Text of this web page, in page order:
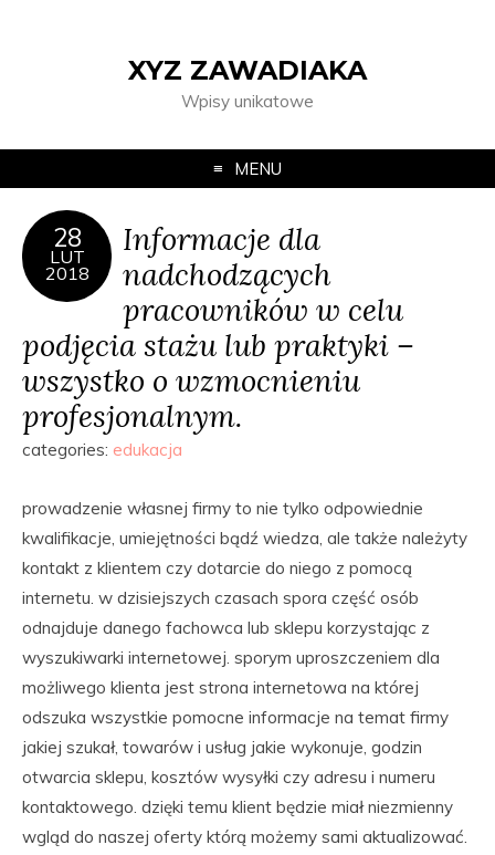
XYZ ZAWADIAKA
Wpisy unikatowe
MENU
28
LUT
2018
Informacje dla
nadchodzących
pracowników w celu
podjęcia stażu lub praktyki –
wszystko o wzmocnieniu
profesjonalnym.
categories: edukacja
prowadzenie własnej firmy to nie tylko odpowiednie
kwalifikacje, umiejętności bądź wiedza, ale także należyty
kontakt z klientem czy dotarcie do niego z pomocą
internetu. w dzisiejszych czasach spora część osób
odnajduje danego fachowca lub sklepu korzystając z
wyszukiwarki internetowej. sporym uproszczeniem dla
możliwego klienta jest strona internetowa na której
odszuka wszystkie pomocne informacje na temat firmy
jakiej szukał, towarów i usług jakie wykonuje, godzin
otwarcia sklepu, kosztów wysyłki czy adresu i numeru
kontaktowego. dzięki temu klient będzie miał niezmienny
wgląd do naszej oferty którą możemy sami aktualizować.